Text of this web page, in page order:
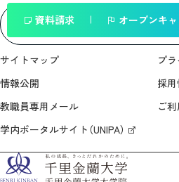
一覧へ戻る
資料請求 オープンキ
サイトマップ
プ
情報公開
採
教職員専用メール
ご
学内ポータルサイト（UNIPA）